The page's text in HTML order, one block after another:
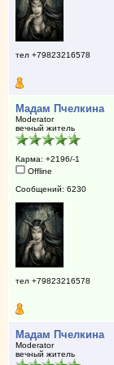
тел +79823216578
Мадам Пчелкина
Moderator
вечный житель
Карма: +2196/-1
Offline
Сообщений: 6230
тел +79823216578
Мадам Пчелкина
Moderator
вечный житель